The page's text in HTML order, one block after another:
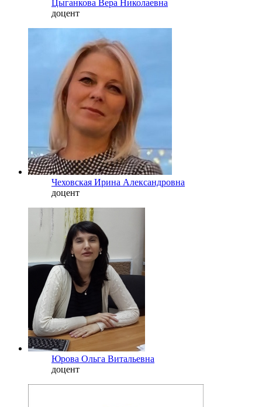
Цыганкова Вера Николаевна
доцент
Чеховская Ирина Александровна
доцент
Юрова Ольга Витальевна
доцент